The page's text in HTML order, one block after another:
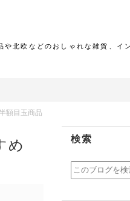
北欧などのおしゃれな雑貨、イ
額目玉商品
め
検索